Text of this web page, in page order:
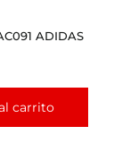
ADIDAS
carrito